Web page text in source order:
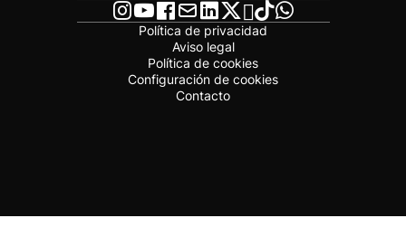
Política de privacidad
Aviso legal
Política de cookies
Configuración de cookies
Contacto